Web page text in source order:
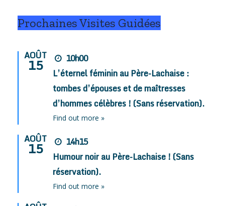
Prochaines Visites Guidées
AOÛT
15
10h00
L’éternel féminin au Père-Lachaise :
tombes d’épouses et de maîtresses
d’hommes célèbres ! (Sans réservation).
Find out more »
AOÛT
15
14h15
Humour noir au Père-Lachaise ! (Sans
réservation).
Find out more »